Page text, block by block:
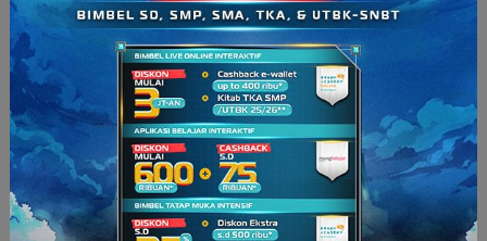
STAIN KUDUS
STAIN PEKALONGAN
STAIN PONOROGO
STAIN PURWOKERTO
STAIN SYAIKH ABDURRAHMAN SIDDIK BANGKA BELITUNG
UNIVERSITAS AIRLANGGA